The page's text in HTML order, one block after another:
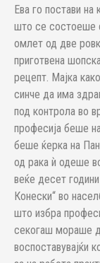
Ева го постави на
што се состоеше
омлет од две
приготвена
рецепт. Мајка
синче да има
под контрола во
професија беше
беше ќерка на
од рака ѝ одеше
веќе десет
Конески“ во
што избра
секогаш мораше
воспоставувајќи